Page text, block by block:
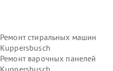
Ремонт стиральных машин
Kuppersbusch
Ремонт варочных панелей